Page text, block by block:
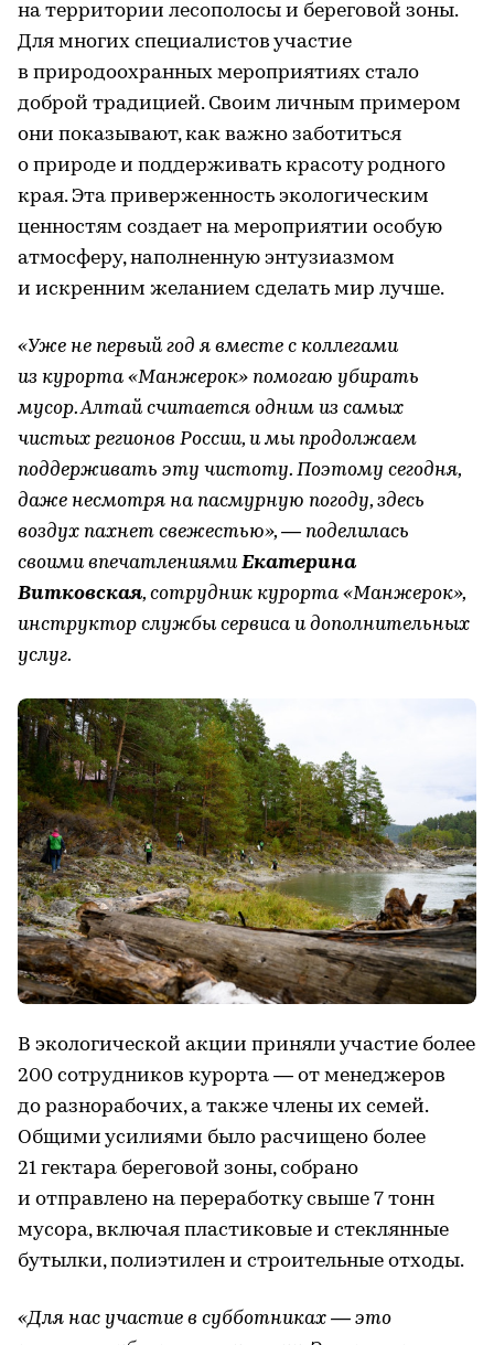
на территории лесополосы и береговой зоны.
Для многих специалистов участие
в природоохранных мероприятиях стало
доброй традицией. Своим личным примером
они показывают, как важно заботиться
о природе и поддерживать красоту родного
края. Эта приверженность экологическим
ценностям создает на мероприятии особую
атмосферу, наполненную энтузиазмом
и искренним желанием сделать мир лучше.
«Уже не первый год я вместе с коллегами
из курорта «Манжерок» помогаю убирать
мусор. Алтай считается одним из самых
чистых регионов России, и мы продолжаем
поддерживать эту чистоту. Поэтому сегодня,
даже несмотря на пасмурную погоду, здесь
воздух пахнет свежестью», — поделилась
своими впечатлениями Екатерина
Витковская, сотрудник курорта «Манжерок»,
инструктор службы сервиса и дополнительных
услуг.
В экологической акции приняли участие более
200 сотрудников курорта — от менеджеров
до разнорабочих, а также члены их семей.
Общими усилиями было расчищено более
21 гектара береговой зоны, собрано
и отправлено на переработку свыше 7 тонн
мусора, включая пластиковые и стеклянные
бутылки, полиэтилен и строительные отходы.
«Для нас участие в субботниках — это